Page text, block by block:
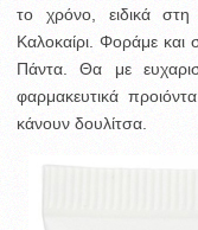
το χρόνο, ειδικά
Καλοκαίρι. Φοράμε και
Πάντα. Θα με
φαρμακευτικά
κάνουν δουλίτσα.